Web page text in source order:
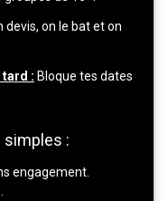
devis, on le bat et on
tard : Bloque tes dates
simples :
engagement.